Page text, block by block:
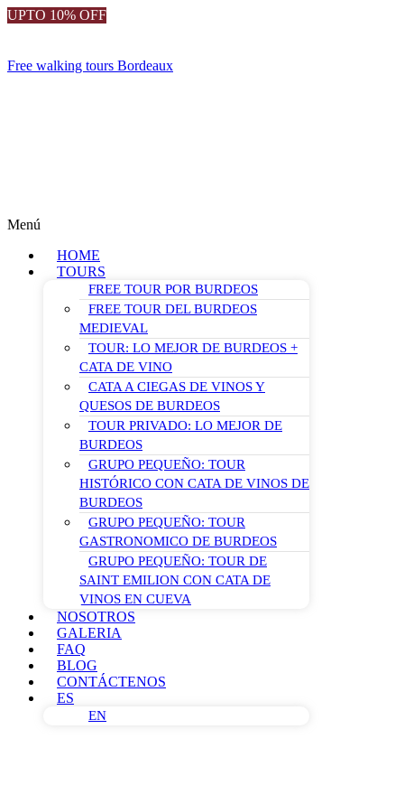
UPTO 10% OFF
Free walking tours Bordeaux
Menú
HOME
TOURS
FREE TOUR POR BURDEOS
FREE TOUR DEL BURDEOS
MEDIEVAL
TOUR: LO MEJOR DE BURDEOS +
CATA DE VINO
CATA A CIEGAS DE VINOS Y
QUESOS DE BURDEOS
TOUR PRIVADO: LO MEJOR DE
BURDEOS
GRUPO PEQUEÑO: TOUR
HISTÓRICO CON CATA DE VINOS DE
BURDEOS
GRUPO PEQUEÑO: TOUR
GASTRONOMICO DE BURDEOS
GRUPO PEQUEÑO: TOUR DE
SAINT EMILION CON CATA DE
VINOS EN CUEVA
NOSOTROS
GALERIA
FAQ
BLOG
CONTÁCTENOS
ES
EN